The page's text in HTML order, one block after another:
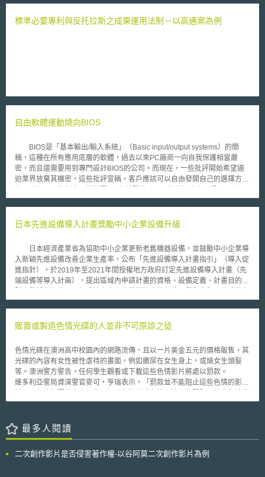
標準必要專利與反托拉斯之成果運用法制－以高通案為例
自由軟體運動燒向BIOS
BIOS是「基本輸出/輸入系統」（Basic input/output systems）的簡
稱，這種在所有應用底層的軟體，過去以來PC廠商一向自我保護相當嚴
密，而且還需要用到專門設計BIOS的公司。而現在，一些批評開始希望逼
迫業界放棄其機密，這些批評宣稱，客戶應該可以自由發開自己的選擇方
訊。 「我們需要自由的BIOS，因為如果我們無法控制BIOS，就無法控
Stallman表示。BIOS自由軟體計畫開始於BIOS史上的第一波改革──當時軟
Stallman等一類團體批評指出，消費者對於自己的裝置缺乏主控權，希望能
夠公開BIOS撰寫規格，可讓消費者能夠自行安裝、修改，及再發佈BIOS軟
體──雖然不見得會是免費的。更重要的是，將可讓使用者避開未來一些可
能的安全強化功能，例如廠商用控制文件使用方式的數位版權管理功能。
對一些廠商IP（智慧財產權）的保護以促進市場競爭。有些人則認為，對於
方案──名為Tiano的開放原始碼技術。Tiano是為了取代BIOS的一種框架工
作，希望透過EFI，讓PC零件以自己的驅動程式來啟動零件。英特爾的這項
計畫為BIOS的汰換工作建立了一個框架，因此可能成為BIOS自由軟體的基
礎。但是它把PC零件初始化用的程式碼撰寫工作留給了軟體的下載者。但
Stallman依然宣稱英特爾做得不夠，且BIOS廠商其實是多餘的，他希望看
到資訊釋出。
日本先進設備導入計畫獎勵中小企業設備升級
日本經濟產業省為協助中小企業更新老舊機器設備，並鼓勵中小企業導
入新穎先進設備改善企業生產率，公布「先進設備導入計畫指引」（導入促
進指針），於2019年至2021年間授權地方政府訂定先進設備導入計畫（先
端設備等導入計画），提出區域內申請計畫的資格、設備定義、計畫目的與
地產業環境與結構。 符合資格的中小企業若能在核准計畫年度內，每
稅）。「先進設備導入計畫指引」亦明確指出，審核通過之計畫仍可進一步
ビス等生産性向上IT導入支援事業），享有更多的補助金補助。 所稱設
備係指任何機械、裝置、備品、建築物附屬設備、軟體，以及電子檢驗或測
量儀器。各地方政府訂定計畫時，可依其產業政策進一步限縮範圍。而先進
之定義，係指欲購置設備之良率或生產效率，應較所淘汰設備高1%以上。
業購買最新、最尖端設備之補助措施有所不同。 此外，為健全地方財
政自主，「先進設備導入計畫指引」亦要求各地方政府應說明地方產業、環
境或人文特色及先進設備的投資條件，以促進經濟發展與地方產業結構的融
販賣或製造色情光碟的人並非不可原諒之徒
色情光碟在澳洲高中校園內的網路流傳，且以一片美金五元的價格販售，其
光碟的內容有女性被性虐待的畫面，例如撒尿在女生身上，或燒女生頭髮
等。澳洲警方警告，任何學生觀看或下載這些色情影片將處以罰款。
維多利亞警局資深警官麥可‧亨瑞表示，「罰款並不能阻止這些色情的影
青少年進行面談，以了解色情光碟對他們的影響。麥可說：「這些色情光碟
罰款，也要有證據來界定罰款的金額。」 澳洲法院總理約翰‧南斯說
道：「販賣或製造這些色情光碟是一種可怕且無恥的行為，但我們不能因為
人是因為同儕的壓力而犯罪的，我們應該試著體諒並且確定他們的人生不會
最多人閱讀
二次創作影片是否侵害著作權-以谷阿莫二次創作影片為例